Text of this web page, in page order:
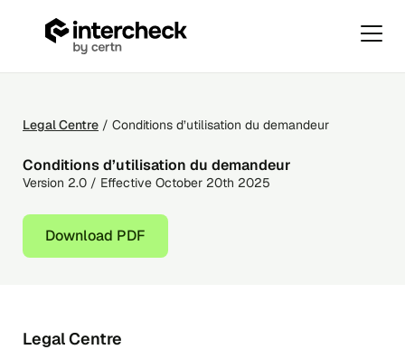
content
demandeur
Legal Centre / Conditions d’utilisation du demandeur
Conditions d’utilisation du demandeur
Version 2.0 / Effective October 20th 2025
Download PDF
Legal Centre